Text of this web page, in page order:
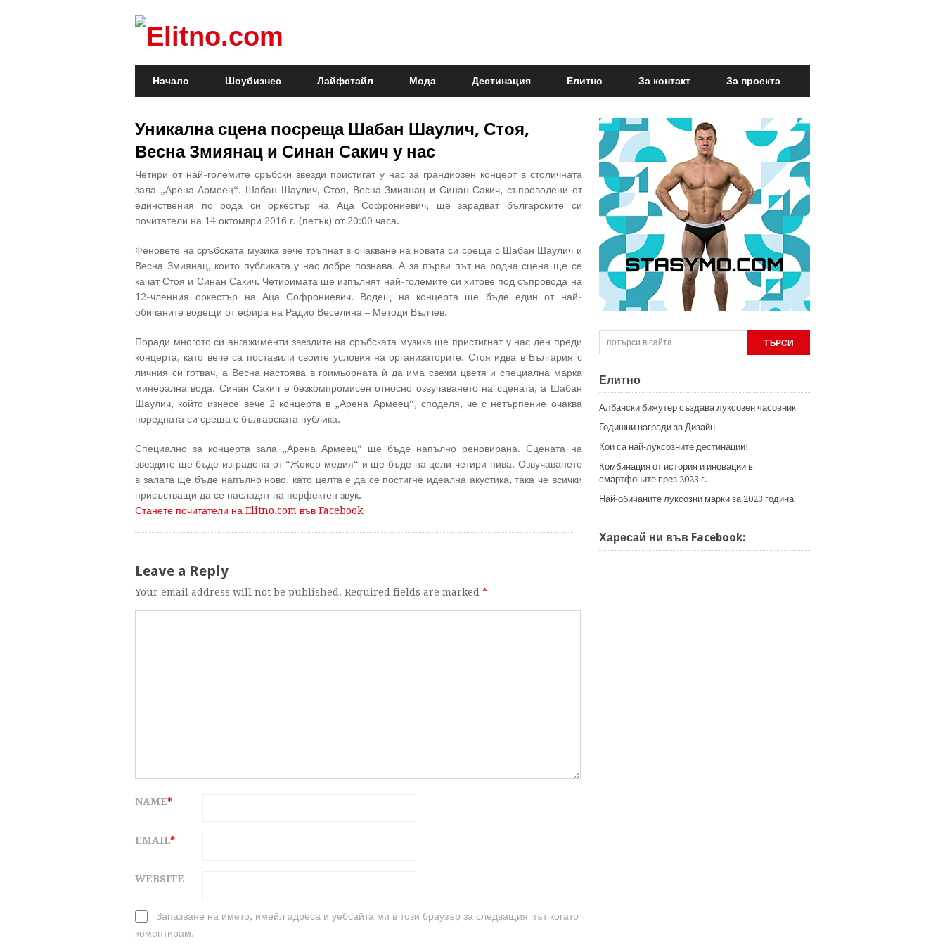
Начало Шоубизнес Лайфстайл Мода Дестинация Елитно За контакт За проекта
Уникална сцена посреща Шабан Шаулич, Стоя,
Весна Змиянац и Синан Сакич у нас
Четири от най-големите сръбски звезди пристигат у нас за грандиозен концерт в столичната
зала „Арена Армеец“. Шабан Шаулич, Стоя, Весна Змиянац и Синан Сакич, съпроводени от
единствения по рода си оркестър на Аца Софрониевич, ще зарадват българските си
почитатели на 14 октомври 2016 г. (петък) от 20:00 часа.
Феновете на сръбската музика вече тръпнат в очакване на новата си среща с Шабан Шаулич и
Весна Змиянац, които публиката у нас добре познава. А за първи път на родна сцена ще се
качат Стоя и Синан Сакич. Четиримата ще изпълнят най-големите си хитове под съпровода на
12-членния оркестър на Аца Софрониевич. Водещ на концерта ще бъде един от най-
обичаните водещи от ефира на Радио Веселина – Методи Вълчев.
Поради многото си ангажименти звездите на сръбската музика ще пристигнат у нас ден преди
концерта, като вече са поставили своите условия на организаторите. Стоя идва в България с
личния си готвач, а Весна настоява в гримьорната ѝ да има свежи цветя и специална марка
минерална вода. Синан Сакич е безкомпромисен относно озвучаването на сцената, а Шабан
Шаулич, който изнесе вече 2 концерта в „Арена Армеец“, споделя, че с нетърпение очаква
поредната си среща с българската публика.
Специално за концерта зала „Арена Армеец“ ще бъде напълно реновирана. Сцената на
звездите ще бъде изградена от “Жокер медия“ и ще бъде на цели четири нива. Озвучаването
в залата ще бъде напълно ново, като целта е да се постигне идеална акустика, така че всички
присъстващи да се насладят на перфектен звук.
Станете почитатели на Elitno.com във Facebook
Leave a Reply
Your email address will not be published. Required fields are marked *
NAME*
EMAIL*
WEBSITE
Запазване на името, имейл адреса и уебсайта ми в този браузър за следващия път когато
коментирам.
Елитно
Албански бижутер създава луксозен часовник
Годишни награди за Дизайн
Кои са най-луксозните дестинации!
Комбинация от история и иновации в
смартфоните през 2023 г.
Най-обичаните луксозни марки за 2023 година
Харесай ни във Facebook: